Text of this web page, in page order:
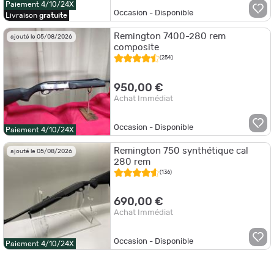
Paiement 4/10/24X
Livraison gratuite Occasion - Disponible
ajouté le 05/08/2026
Paiement 4/10/24X
Remington 7400-280 rem
composite
(254)
950,00 €
Achat Immédiat
Occasion - Disponible
ajouté le 05/08/2026
Paiement 4/10/24X
Remington 750 synthétique cal
280 rem
(136)
690,00 €
Achat Immédiat
Occasion - Disponible